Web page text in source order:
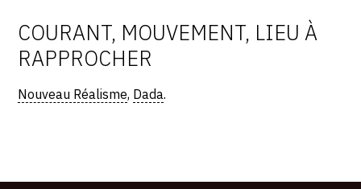
COURANT, MOUVEMENT, LIEU À
RAPPROCHER
Nouveau Réalisme, Dada.